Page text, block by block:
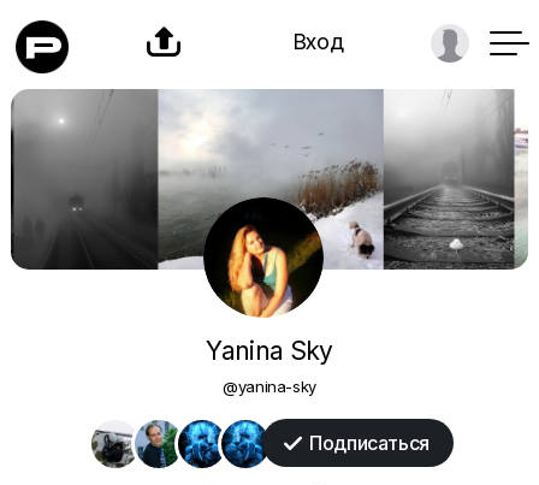
 Вход
Yanina Sky
@yanina-sky
 Подписаться